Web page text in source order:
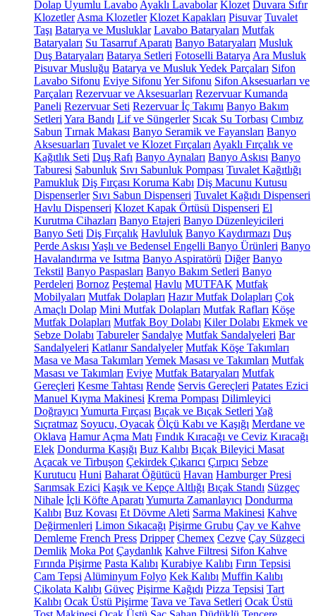
Dolap Uyumlu Lavabo Ayaklı Lavabolar Klozet Duvara Sıfır
Klozetler Asma Klozetler Klozet Kapakları Pisuvar Tuvalet
Taşı Batarya ve Musluklar Lavabo Bataryaları Mutfak
Bataryaları Su Tasarruf Aparatı Banyo Bataryaları Musluk
Duş Bataryaları Batarya Setleri Fotoselli Batarya Ara Musluk
Pisuvar Musluğu Batarya ve Musluk Yedek Parçaları Sifon
Lavabo Sifonu Eviye Sifonu Yer Sifonu Sifon Aksesuarları ve
Parçaları Rezervuar ve Aksesuarları Rezervuar Kumanda
Paneli Rezervuar Seti Rezervuar İç Takımı Banyo Bakım
Setleri Yara Bandı Lif ve Süngerler Sıcak Su Torbası Cımbız
Sabun Tırnak Makası Banyo Seramik ve Fayansları Banyo
Aksesuarları Tuvalet ve Klozet Fırçaları Ayaklı Fırçalık ve
Kağıtlık Seti Duş Rafı Banyo Aynaları Banyo Askısı Banyo
Taburesi Sabunluk Sıvı Sabunluk Pompası Tuvalet Kağıtlığı
Pamukluk Diş Fırçası Koruma Kabı Diş Macunu Kutusu
Dispenserler Sıvı Sabun Dispenseri Tuvalet Kağıdı Dispenseri
Havlu Dispenseri Klozet Kapak Örtüsü Dispenseri El
Kurutma Cihazları Banyo Etajeri Banyo Düzenleyicileri
Banyo Seti Diş Fırçalık Havluluk Banyo Kaydırmazı Duş
Perde Askısı Yaşlı ve Bedensel Engelli Banyo Ürünleri Banyo
Havalandırma ve Isıtma Banyo Aspiratörü Diğer Banyo
Tekstil Banyo Paspasları Banyo Bakım Setleri Banyo
Perdeleri Bornoz Peştemal Havlu MUTFAK Mutfak
Mobilyaları Mutfak Dolapları Hazır Mutfak Dolapları Çok
Amaçlı Dolap Mini Mutfak Dolapları Mutfak Rafları Köşe
Mutfak Dolapları Mutfak Boy Dolabı Kiler Dolabı Ekmek ve
Sebze Dolabı Tabureler Sandalye Mutfak Sandalyeleri Bar
Sandalyeleri Katlanır Sandalyeler Mutfak Köşe Takımları
Masa ve Masa Takımları Yemek Masası ve Takımları Mutfak
Masası ve Takımları Eviye Mutfak Bataryaları Mutfak
Gereçleri Kesme Tahtası Rende Servis Gereçleri Patates Ezici
Manuel Kıyma Makinesi Krema Pompası Dilimleyici
Doğrayıcı Yumurta Fırçası Bıçak ve Bıçak Setleri Yağ
Sıçratmaz Soyucu, Oyacak Ölçü Kabı ve Kaşığı Merdane ve
Oklava Hamur Açma Matı Fındık Kıracağı ve Ceviz Kıracağı
Elek Dondurma Kaşığı Buz Kalıbı Bıçak Bileyici Masat
Açacak ve Tirbuşon Çekirdek Çıkarıcı Çırpıcı Sebze
Kurutucu Huni Baharat Öğütücü Havan Hamburger Presi
Sarımsak Ezici Kaşık ve Kepçe Altlığı Bıçak Standı Süzgeç
Nihale İçli Köfte Aparatı Yumurta Zamanlayıcı Dondurma
Kalıbı Buz Kovası Et Dövme Aleti Sarma Makinesi Kahve
Değirmenleri Limon Sıkacağı Pişirme Grubu Çay ve Kahve
Demleme French Press Dripper Chemex Cezve Çay Süzgeci
Demlik Moka Pot Çaydanlık Kahve Filtresi Sifon Kahve
Fırında Pişirme Pasta Kalıbı Kurabiye Kalıbı Fırın Tepsisi
Cam Tepsi Alüminyum Folyo Kek Kalıbı Muffin Kalıbı
Çikolata Kalıbı Güveç Pişirme Kağıdı Pizza Tepsisi Tart
Kalıbı Ocak Üstü Pişirme Tava ve Tava Setleri Ocak Üstü